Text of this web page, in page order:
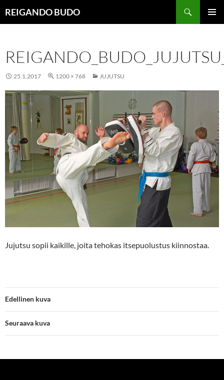
sisältöön
REIGANDO BUDO
25.1.2017 1200 × 768 JUJUTSU
Jujutsu sopii kaikille, joita tehokas itsepuolustus kiinnostaa.
Edellinen kuva
Seuraava kuva